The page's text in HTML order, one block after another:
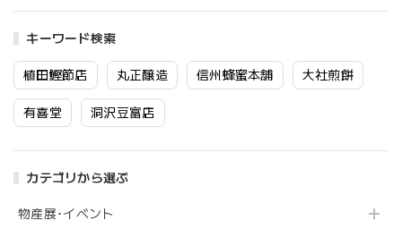
キーワード検索
植田鰹節店 丸正醸造 信州蜂蜜本舗 大社煎餅
有喜堂 洞沢豆富店
カテゴリから選ぶ
物産展･イベント